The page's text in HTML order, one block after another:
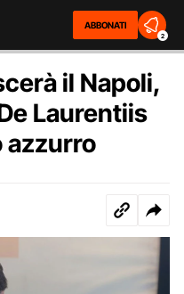
ABBONATI
2
il Napoli,
Laurentiis
azzurro